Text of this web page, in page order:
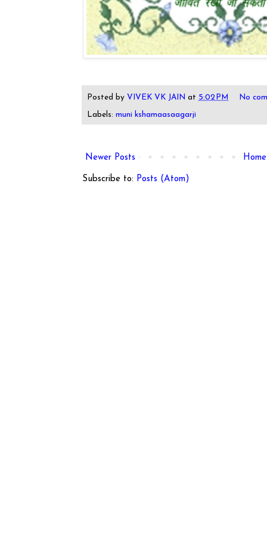
Posted by VIVEK VK JAIN at 5:02 PM No
Labels:muni kshamaasaagarji
Newer Posts Home
Subscribe to: Posts (Atom)